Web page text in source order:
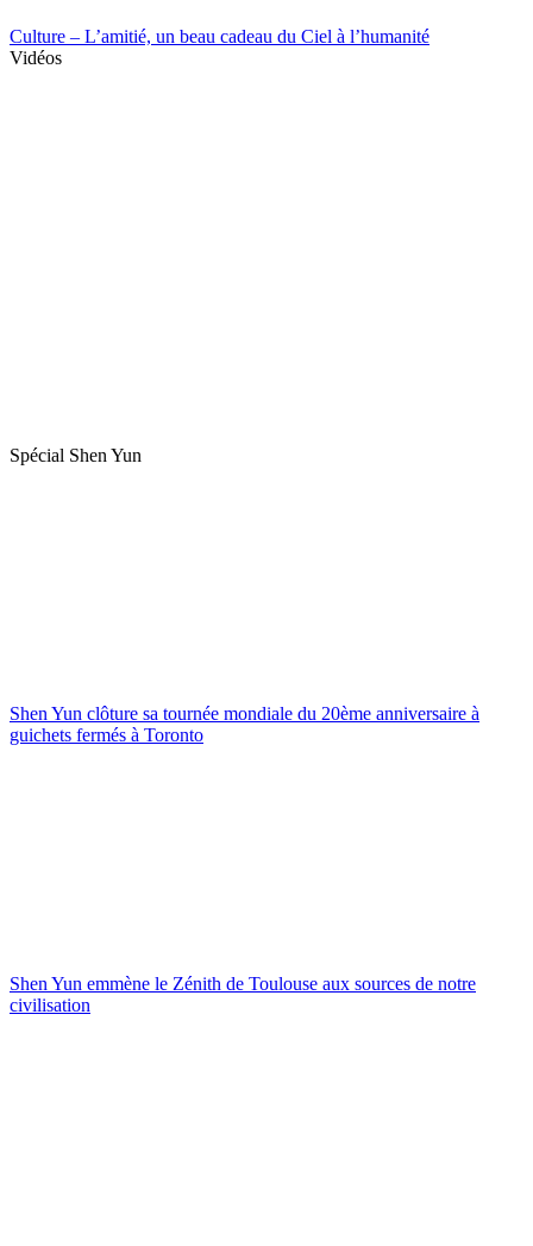
Culture – L’amitié, un beau cadeau du Ciel à l’humanité
Vidéos
Spécial Shen Yun
Shen Yun clôture sa tournée mondiale du 20ème anniversaire à
guichets fermés à Toronto
Shen Yun emmène le Zénith de Toulouse aux sources de notre
civilisation